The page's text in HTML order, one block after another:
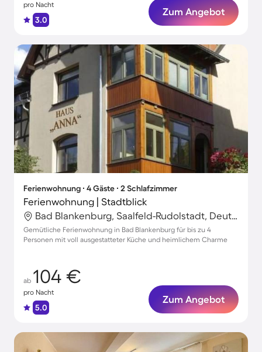
pro Nacht
3.0
Zum Angebot
Ferienwohnung ∙ 4 Gäste ∙ 2 Schlafzimmer
Ferienwohnung | Stadtblick
Bad Blankenburg, Saalfeld-Rudolstadt, Deutschland
Gemütliche Ferienwohnung in Bad Blankenburg für bis zu 4
Personen mit voll ausgestatteter Küche und heimlichem Charme
ab 104 €
pro Nacht
5.0
Zum Angebot